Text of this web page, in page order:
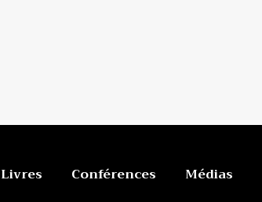
Livres Conférences Médias